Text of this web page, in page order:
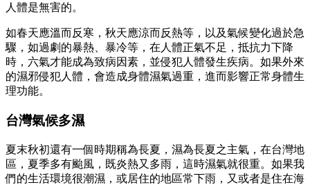
人體是無害的。
如春天應溫而反寒，秋天應涼而反熱等，以及氣候變化過於急
驟，如過劇的暴熱、暴冷等，在人體正氣不足，抵抗力下降
時，六氣才能成為致病因素，並侵犯人體發生疾病。如果外來
的濕邪侵犯人體，會造成身體濕氣過重，進而影響正常身體生
理功能。
台灣氣候多濕
夏末秋初還有一個時期稱為長夏，濕為長夏之主氣，在台灣地
區，夏季多有颱風，既炎熱又多雨，這時濕氣就很重。如果我
們的生活環境很潮濕，或居住的地區常下雨，又或者是住在海